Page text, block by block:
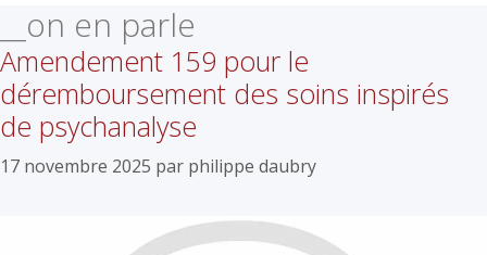
__on en parle
Amendement 159 pour le
déremboursement des soins inspirés
de psychanalyse
17 novembre 2025 par philippe daubry